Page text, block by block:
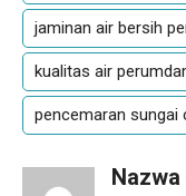
jaminan air bersih
kualitas air
pencemaran sungai
Nazwa